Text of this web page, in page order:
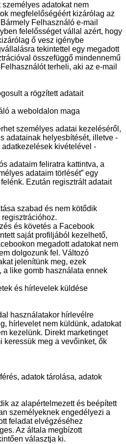
adatokat nem
megfelelőségéért kizárólag az
Felhasználó e-mail
felelősséget vállal azért, hogy
ő vesz igénybe
tekintettel egy megadott
összefüggő mindennemű
terheli, aki az e-mail
a rögzített adatait
a weboldalon maga
személyes adatai kezeléséről,
adatainak helyesbítését, illetve -
kivételével -
adataim feliratra kattintva, a
adataim törlését” egy
Ezután regisztrált adatait
szabad és nem kötődik
és követés a Facebook
saját profiljából kezelhető,
megadott adatokat nem
dolgozunk fel. Változó
jelenítünk meg, ezek
a like gomb használata ennek
és hírlevelek küldése
használatakor hírlevélre
hírlevelet nem küldünk, adatokat
kezelünk. Direkt marketinget
keressük meg a vevőinket, ők
adatok tárolása, adatok
az alapértelmezett és beépített
személyeknek engedélyezi a
feladat elvégzéséhez
Az általa megbízott
választja ki.